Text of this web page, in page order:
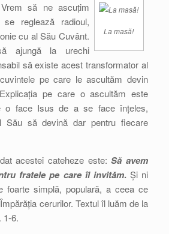
La masă!
să ne ascuțim
reglează radioul,
cu al Său Cuvânt.
ajungă la urechi
să existe acest transformator al
pe care le ascultăm devin
pe care o ascultăm este
o face Isus de a se face înțeles,
Său să devină dar pentru fiecare
acestei cateheze este:Să avem
fratele pe care îl invităm. Și ni
foarte simplă, populară, a ceea ce
cerurilor. Textul îl luăm de la
1-6.